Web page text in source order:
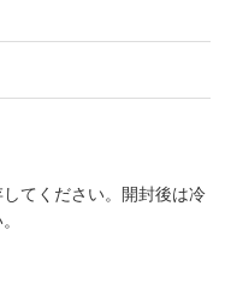
てください。開封後は冷